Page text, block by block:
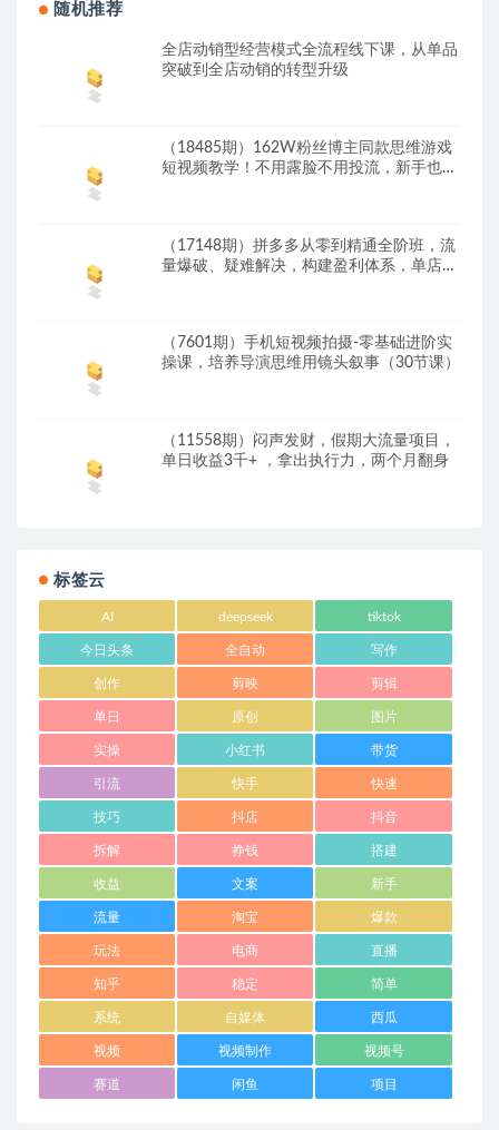
随机推荐
全店动销型经营模式全流程线下课，从单品
突破到全店动销的转型升级
（18485期）162W粉丝博主同款思维游戏
短视频教学！不用露脸不用投流，新手也能
（17148期）拼多多从零到精通全阶班，流
量爆破、疑难解决，构建盈利体系，单店月
（7601期）手机短视频拍摄-零基础进阶实
操课，培养导演思维用镜头叙事（30节课）
（11558期）闷声发财，假期大流量项目，
单日收益3千+ ，拿出执行力，两个月翻身
标签云
AI deepseek tiktok
今日头条 全自动 写作
创作 剪映 剪辑
单日 原创 图片
实操 小红书 带货
引流 快手 快速
技巧 抖店 抖音
拆解 挣钱 搭建
收益 文案 新手
流量 淘宝 爆款
玩法 电商 直播
知乎 稳定 简单
系统 自媒体 西瓜
视频 视频制作 视频号
赛道 闲鱼 项目